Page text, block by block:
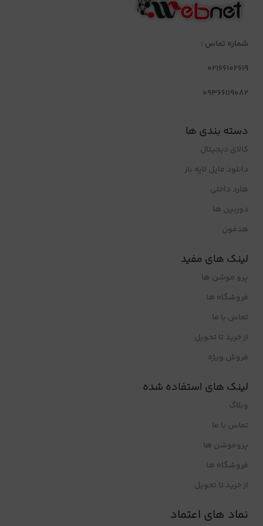
شماره تماس :
02166102619
09366119082
دسته بندی ها
کالای دیجیتال
دانلود فایل لایه باز
هارد داخلی
دوربین ها
هدفون
لینک های مفید
پرو موشن ها
فروشگاه ها
تماس با ما
از خرید تا تحویل
فروش ویژه
لینک های استفاده شده
وبلاگ
تماس با ما
پروموشن ها
فروشگاه ها
از خرید تا تحویل
نماد های اعتماد